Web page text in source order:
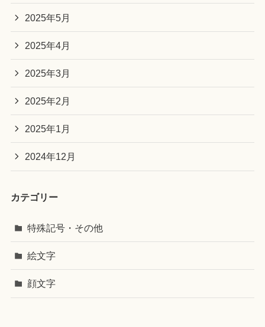
2025年5月
2025年4月
2025年3月
2025年2月
2025年1月
2024年12月
カテゴリー
特殊記号・その他
絵文字
顔文字